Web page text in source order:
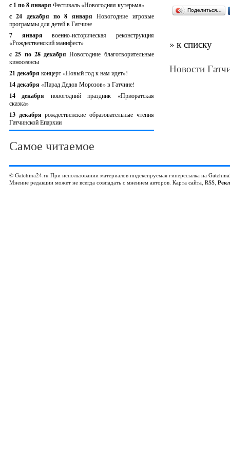
с 1 по 8 января Фестиваль «Новогодняя кутерьма»
с 24 декабря по 8 январяНовогодние игровые
программы для детей в Гатчине
7 январявоенно-историческая реконструкция
«Рождественский манифест»
c 25 по 28 декабряНовогодние благотворительные
киносеансы
21 декабря концерт «Новый год к нам идет»!
14 декабря «Парад Дедов Морозов» в Гатчине!
14 декабря новогодний праздник «Приоратская
сказка»
13 декабрярождественские образовательные чтения
Гатчинской Епархии
Самое читаемое
Поделиться…
» к списку
Новости
© Gatchina24.ru При использовании материалов индексируемая гиперссылка на
Мнение редакции может не всегда совпадать с мнением авторов. Карта сайта, RSS,